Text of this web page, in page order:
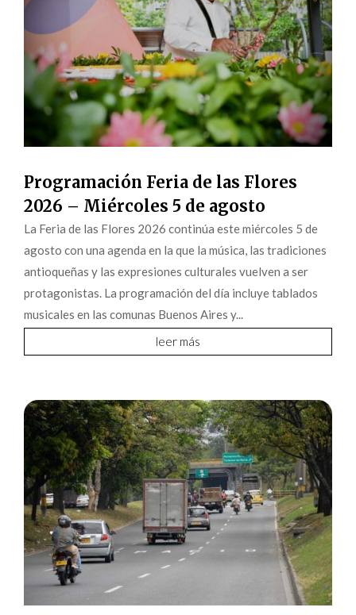
Programación Feria de las Flores
2026 – Miércoles 5 de agosto
La Feria de las Flores 2026 continúa este miércoles 5 de
agosto con una agenda en la que la música, las tradiciones
antioqueñas y las expresiones culturales vuelven a ser
protagonistas. La programación del día incluye tablados
musicales en las comunas Buenos Aires y...
leer más